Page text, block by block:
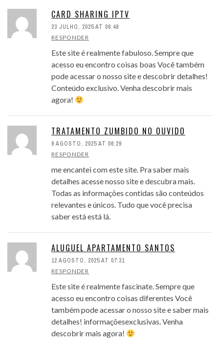
CARD SHARING IPTV
23 JULHO, 2025 AT 06:48
RESPONDER
Este site é realmente fabuloso. Sempre que
acesso eu encontro coisas boas Você também
pode acessar o nosso site e descobrir detalhes!
Conteúdo exclusivo. Venha descobrir mais
agora!
TRATAMENTO ZUMBIDO NO OUVIDO
8 AGOSTO, 2025 AT 06:29
RESPONDER
me encantei com este site. Pra saber mais
detalhes acesse nosso site e descubra mais.
Todas as informações contidas são conteúdos
relevantes e únicos. Tudo que você precisa
saber está está lá.
ALUGUEL APARTAMENTO SANTOS
12 AGOSTO, 2025 AT 07:31
RESPONDER
Este site é realmente fascinate. Sempre que
acesso eu encontro coisas diferentes Você
também pode acessar o nosso site e saber mais
detalhes! informaçõesexclusivas. Venha
descobrir mais agora!